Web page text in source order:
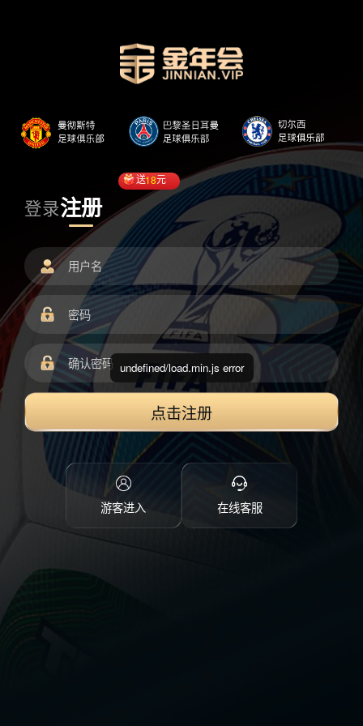
登录注册
送18元
点击注册
游客进入 在线客服
undefined/load.min.js error